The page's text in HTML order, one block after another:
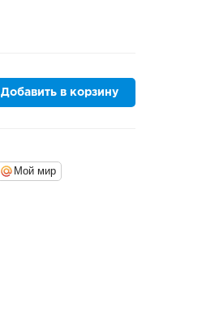
Добавить в корзину
Мой мир